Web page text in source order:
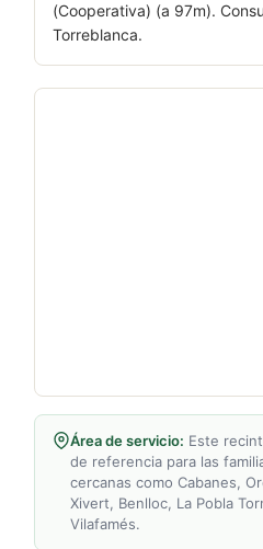
(Cooperativa) (a 97m).
Torreblanca.
Área de servicio: Este
de referencia para las
cercanas como Cabanes,
Xivert, Benlloc, La Pobla
Vilafamés.